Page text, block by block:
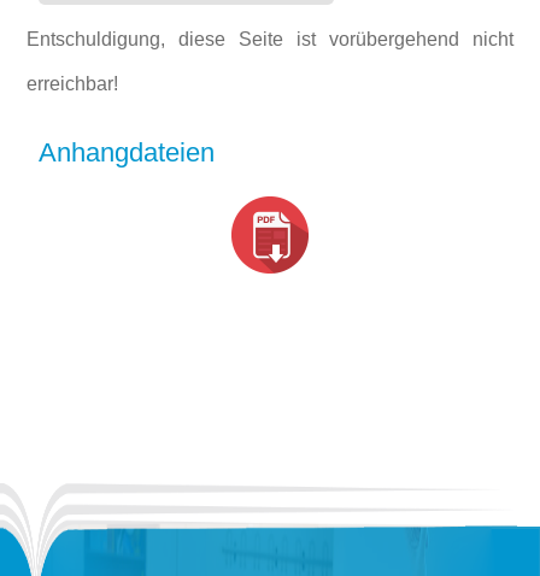
Entschuldigung, diese Seite ist vorübergehend nicht
erreichbar!
Anhangdateien